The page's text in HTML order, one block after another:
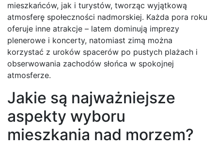
mieszkańców, jak i turystów, tworząc wyjątkową
atmosferę społeczności nadmorskiej. Każda pora roku
oferuje inne atrakcje – latem dominują imprezy
plenerowe i koncerty, natomiast zimą można
korzystać z uroków spacerów po pustych plażach i
obserwowania zachodów słońca w spokojnej
atmosferze.
Jakie są najważniejsze
aspekty wyboru
mieszkania nad morzem?